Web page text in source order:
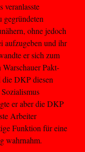
veranlasste
gegründeten
ohne jedoch
aufzugeben und ihr
er sich zum
Pakt-
die DKP diesen
er aber die DKP
Arbeiter
Funktion für eine
wahrnahm.